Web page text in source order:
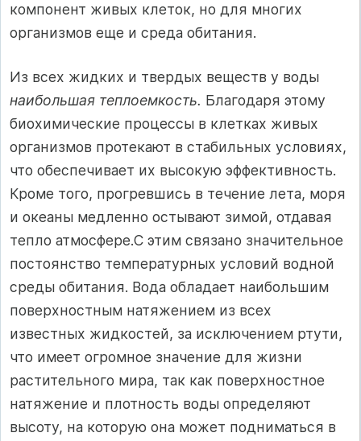
компонент живых клеток, но для многих
организмов еще и среда обитания.
Из всех жидких и твердых веществ у воды
наибольшая теплоемкость. Благодаря этому
биохимические процессы в клетках живых
организмов протекают в стабильных условиях,
что обеспечивает их высокую эффективность.
Кроме того, прогревшись в течение лета, моря
и океаны медленно остывают зимой, отдавая
тепло атмосфере.С этим связано значительное
постоянство температурных условий водной
среды обитания. Вода обладает наибольшим
поверхностным натяжением из всех
известных жидкостей, за исключением ртути,
что имеет огромное значение для жизни
растительного мира, так как поверхностное
натяжение и плотность воды определяют
высоту, на которую она может подниматься в